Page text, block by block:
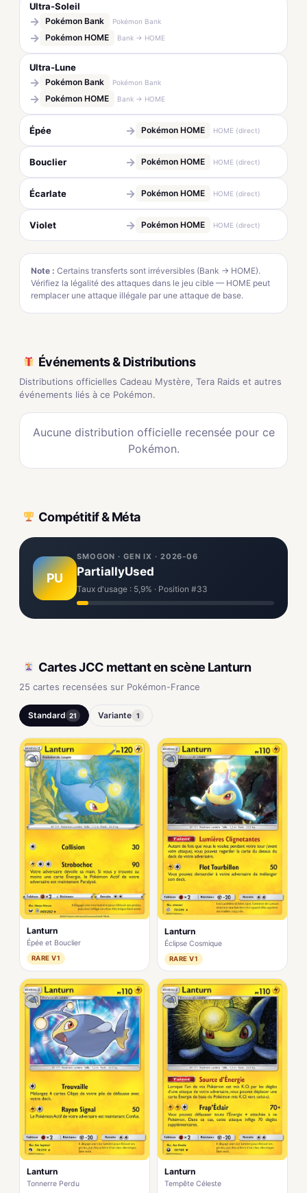
Ultra-Soleil
→ Pokémon Bank Pokémon Bank
→ Pokémon HOME Bank → HOME
Ultra-Lune
→ Pokémon Bank Pokémon Bank
→ Pokémon HOME Bank → HOME
Épée → Pokémon HOME HOME (direct)
Bouclier → Pokémon HOME HOME (direct)
Écarlate → Pokémon HOME HOME (direct)
Violet → Pokémon HOME HOME (direct)
Note : Certains transferts sont irréversibles (Bank → HOME).
Vérifiez la légalité des attaques dans le jeu cible — HOME peut
remplacer une attaque illégale par une attaque de base.
Événements & Distributions
Distributions officielles Cadeau Mystère, Tera Raids et autres
événements liés à ce Pokémon.
Aucune distribution officielle recensée pour ce
Pokémon.
Compétitif & Méta
PU
SMOGON · GEN IX · 2026-06
PartiallyUsed
Taux d'usage : 5,9% · Position #33
Cartes JCC mettant en scène Lanturn
25 cartes recensées sur Pokémon-France
Standard 21 Variante 1
Lanturn
Épée et Bouclier
RARE V1
Lanturn
Éclipse Cosmique
RARE V1
Lanturn
Tonnerre Perdu
Lanturn
Tempête Céleste